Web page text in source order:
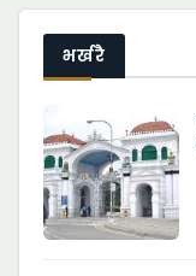
भर्खरै